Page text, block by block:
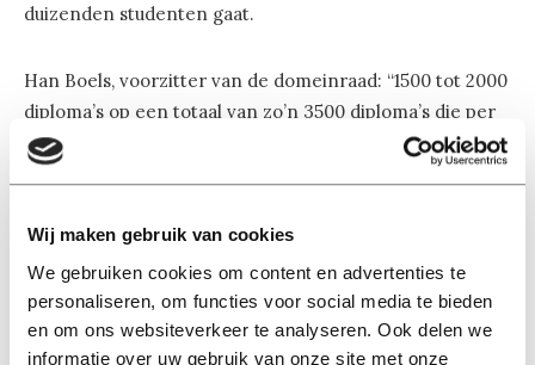
Wij maken gebruik van cookies
We gebruiken cookies om content en advertenties te
personaliseren, om functies voor social media te bieden
en om ons websiteverkeer te analyseren. Ook delen we
informatie over uw gebruik van onze site met onze
duizenden studenten gaat.
Han Boels, voorzitter van de domeinraad: “1500 tot 2000
diploma’s op een totaal van zo’n 3500 diploma’s die per
jaar worden uitgereikt is bijna niet voor te stellen.”
Lees ook